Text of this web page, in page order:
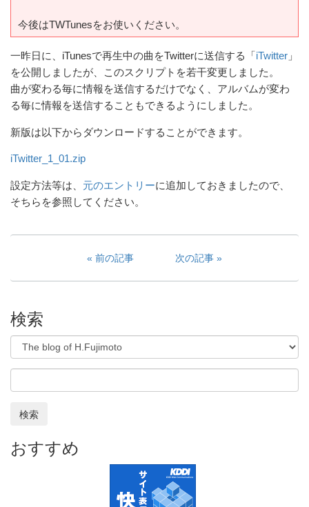
今後はTWTunesをお使いください。
一昨日に、iTunesで再生中の曲をTwitterに送信する「 iTwitter 」
を公開しましたが、このスクリプトを若干変更しました。
曲が変わる毎に情報を送信するだけでなく、アルバムが変わ
る毎に情報を送信することもできるようにしました。
新版は以下からダウンロードすることができます。
iTwitter_1_01.zip
設定方法等は、 元のエントリーに追加しておきましたので、
そちらを参照してください。
前の記事 次の記事
検索
検索
おすすめ